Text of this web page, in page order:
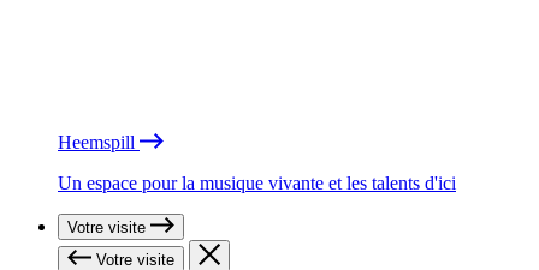
Heemspill
Un espace pour la musique vivante et les talents d'ici
Votre visite
Votre visite